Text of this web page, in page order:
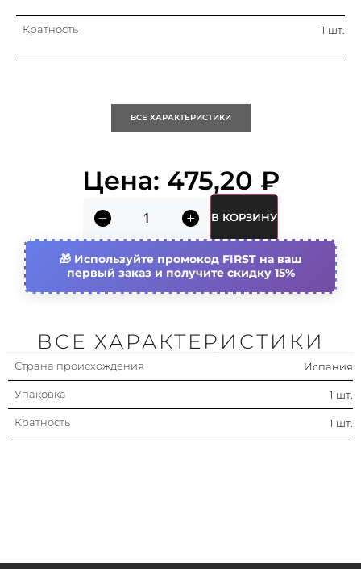
Кратность 1 шт.
ВСЕ ХАРАКТЕРИСТИКИ
Цена: 475,20 ₽
В КОРЗИНУ
Используйте промокод FIRST на ваш
первый заказ и получите скидку 15%
ВСЕ ХАРАКТЕРИСТИКИ
Страна происхождения Испания
Упаковка 1 шт.
Кратность 1 шт.